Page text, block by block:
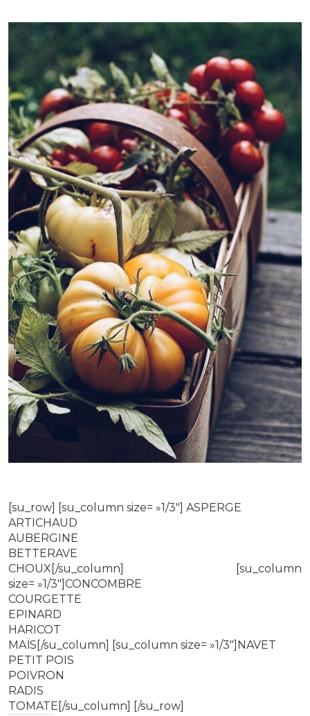
[su_row] [su_column size= »1/3″] ASPERGE
ARTICHAUD
AUBERGINE
BETTERAVE
CHOUX[/su_column] [su_column
size= »1/3″]CONCOMBRE
COURGETTE
EPINARD
HARICOT
MAÏS[/su_column] [su_column size= »1/3″]NAVET
PETIT POIS
POIVRON
RADIS
TOMATE[/su_column] [/su_row]